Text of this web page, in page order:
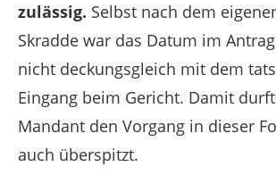
zulässig. Selbst nach dem
Skradde war das Datum im
nicht deckungsgleich mit dem
Eingang beim Gericht. Damit
Mandant den Vorgang in dieser
auch überspitzt.